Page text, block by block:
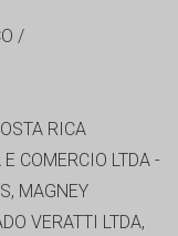
/
RICA
COMERCIO LTDA -
MAGNEY
VERATTI LTDA,